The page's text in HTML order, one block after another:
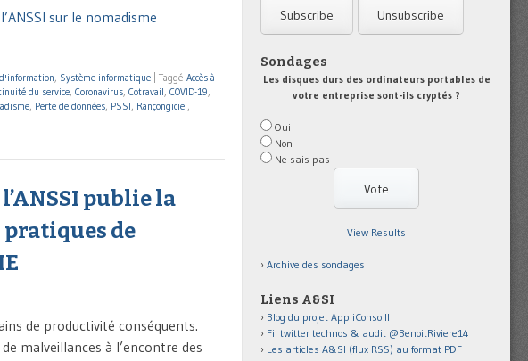
sur le nomadisme
, Système informatique Taggé Accès à
du service, Coronavirus, Cotravail, COVID-19,
, Perte de données, PSSI, Rançongiciel,
publie la
pratiques de
de productivité conséquents.
malveillances à l’encontre des
Sondages
Les disques durs des ordinateurs portables de
votre entreprise sont-ils cryptés ?
Oui
Non
Ne sais pas
View Results
Archive des sondages
Liens A&SI
Blog du projet AppliConso II
Fil twitter technos & audit @BenoitRiviere14
Les articles A&SI (flux RSS) au format PDF